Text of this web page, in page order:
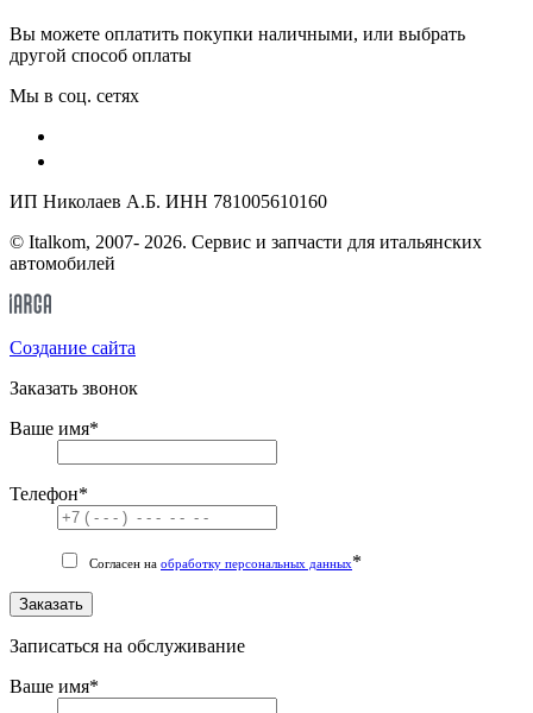
Вы можете оплатить покупки наличными, или выбрать
другой способ оплаты
Мы в соц. сетях
ИП Николаев А.Б. ИНН 781005610160
© Italkom, 2007- 2026. Сервис и запчасти для итальянских
автомобилей
Cоздание сайта
Заказать звонок
Ваше имя*
Телефон*
Согласен на обработку персональных данных*
Заказать
Записаться на обслуживание
Ваше имя*